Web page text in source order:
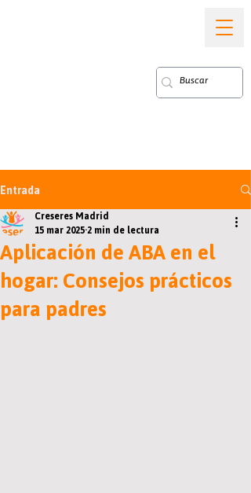
Entrada
Aplicación de ABA en el
hogar: Consejos prácticos
para padres
Creseres Madrid
15 mar 2025 2 min de lectura